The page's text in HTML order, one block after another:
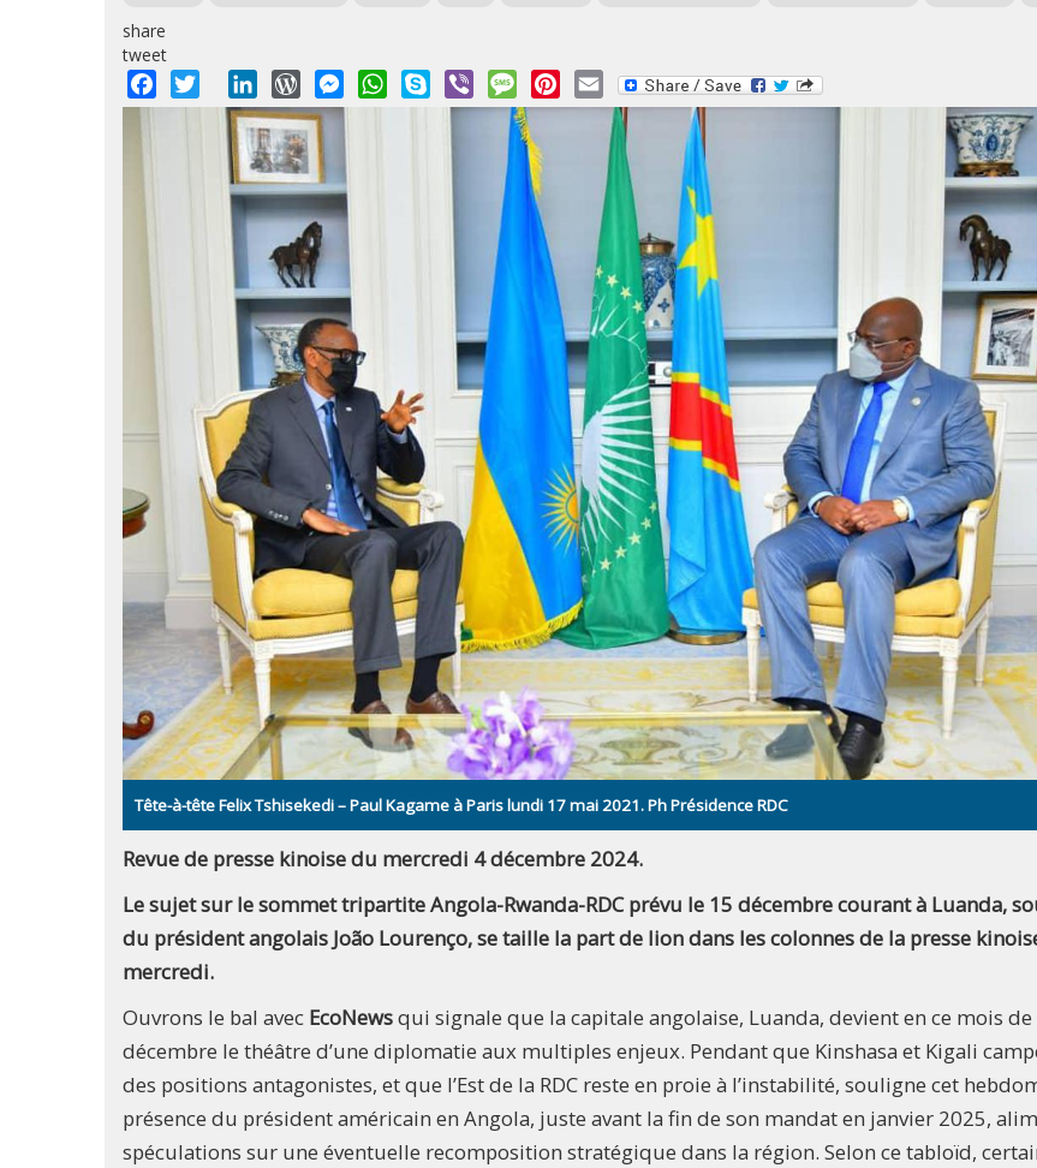
share
tweet
Facebook
Twitter LinkedInWordPressMessengerWhatsApp
Skype Viber MessagePinterest
Email
Tête-à-tête Felix Tshisekedi – Paul Kagame à Paris lundi 17 mai 2021. Ph Présidence RDC
Revue de presse kinoise du mercredi 4 décembre 2024.
Le sujet sur le sommet tripartite Angola-Rwanda-RDC prévu le 15 décembre courant à Luanda,
du président angolais João Lourenço, se taille la part de lion dans les colonnes de la presse
mercredi.
Ouvrons le bal avec EcoNewsqui signale que la capitale angolaise, Luanda, devient en ce mois de
décembre le théâtre d’une diplomatie aux multiples enjeux. Pendant que Kinshasa et Kigali
des positions antagonistes, et que l’Est de la RDC reste en proie à l’instabilité, souligne cet
présence du président américain en Angola, juste avant la fin de son mandat en janvier 2025,
spéculations sur une éventuelle recomposition stratégique dans la région. Selon ce tabloïd,